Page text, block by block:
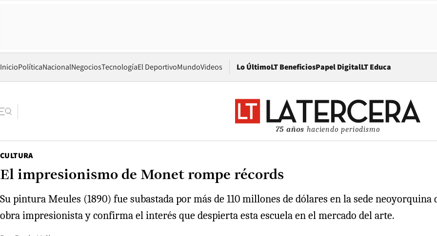
InicioPolíticaNacionalNegociosTecnologíaEl DeportivoMundoVideos Lo ÚltimoLT BeneficiosPapel DigitalOpens in new window
LT Educa
75 años haciendo periodismo
CULTURA
El impresionismo de Monet rompe récords
Su pintura Meules (1890) fue subastada por más de 110 millones de dólares en la sede
obra impresionista y confirma el interés que despierta esta escuela en el mercado del arte.